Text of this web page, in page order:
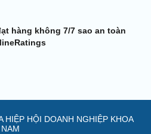
hàng không 7/7 sao an toàn
HIỆP HỘI DOANH NGHIỆP KHOA